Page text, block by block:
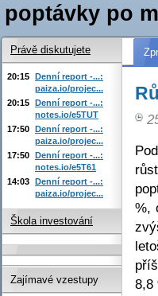
poptávky po
%,
8,8
Právě diskutujete
20:15 Denní report -...:
paiza.io/projec...
20:15 Denní report -...:
notes.io/e5TUT
17:50 Denní report -...:
paiza.io/projec...
17:50 Denní report -...:
notes.io/e5T61
14:03 Denní report -...:
paiza.io/projec...
Škola investování
Zajímavé vzestupy